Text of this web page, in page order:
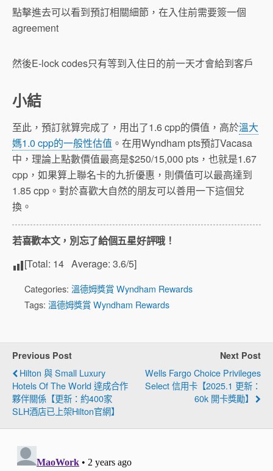
點擊進去可以看到預訂相關細節，在入住前需要簽一個
agreement
然後E-lock codes只有等到入住日的前一天才會給到客戶
小結
至此，預訂就算完成了，用出了1.6 cpp的價值，高於溫大
媽1.0 cpp的一般性估值 。在用Wyndham pts預訂Vacasa
中，理論上點數價值最高是$250/15,000 pts，也就是1.67
cpp，如果算上聯名卡的九折優惠，則價值可以最高達到
1.85 cpp。對於喜歡大自然的朋友可以善用一下這個兌
換。
若喜歡本文，別忘了給個五星好評哦！
[Total: 14 Average: 3.6/5]
Categories: 溫德姆獎賞 Wyndham Rewards
Tags: 溫德姆獎賞 Wyndham Rewards
Previous Post
Hilton 與 Small Luxury
Hotels Of The World 達成合作
夥伴關係【更新：約400家
SLH酒店已上架Hilton官網】
Next Post
Wells Fargo Choice Privileges
Select 信用卡【2025.1 更新：
60k 開卡獎勵】